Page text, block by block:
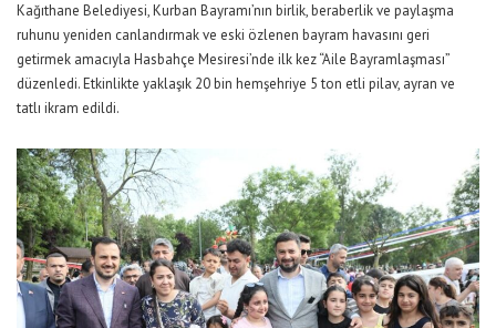
Kağıthane Belediyesi, Kurban Bayramı’nın birlik, beraberlik ve paylaşma
ruhunu yeniden canlandırmak ve eski özlenen bayram havasını geri
getirmek amacıyla Hasbahçe Mesiresi’nde ilk kez “Aile Bayramlaşması”
düzenledi. Etkinlikte yaklaşık 20 bin hemşehriye 5 ton etli pilav, ayran ve
tatlı ikram edildi.